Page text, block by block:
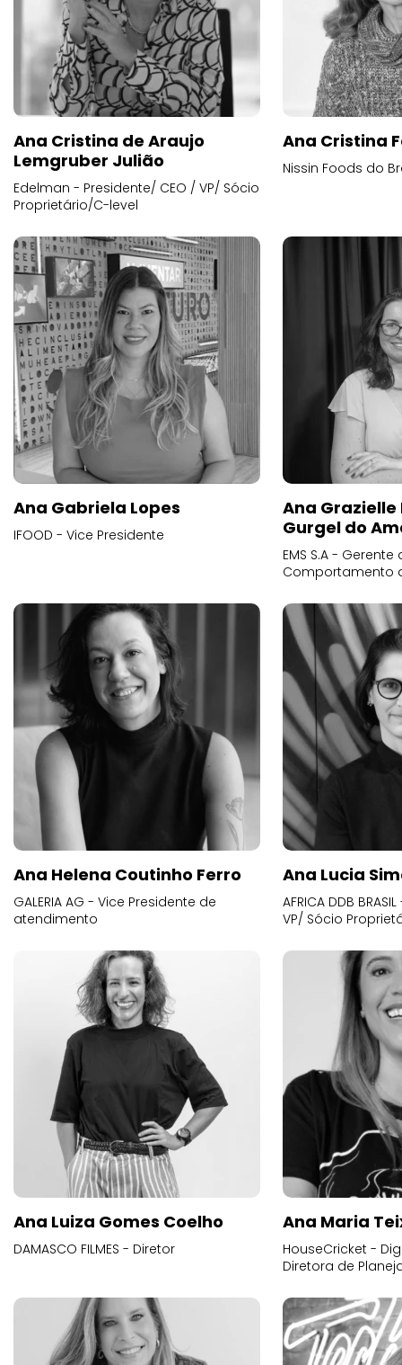
Ana Cristina de Araujo
Lemgruber Julião
Edelman - Presidente/ CEO / VP/ Sócio
Proprietário/C-level
Ana Cristina
Nissin Foods do
Ana Gabriela Lopes
IFOOD - Vice Presidente
Ana
Gurgel do
EMS S.A -
Comportamento
Ana Helena Coutinho Ferro
GALERIA AG - Vice Presidente de
atendimento
Ana Lucia
AFRICA DDB
VP/ Sócio
Ana Luiza Gomes Coelho
DAMASCO FILMES - Diretor
Ana Maria
HouseCricket -
Diretora de